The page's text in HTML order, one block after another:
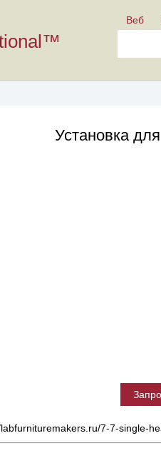
Веб
Установка
7-7-single-